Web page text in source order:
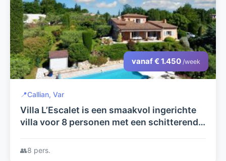
vanaf € 1.450 /week
📍Callian, Var
Villa L’Escalet is een smaakvol ingerichte
villa voor 8 personen met een schitterend
👥8 pers.